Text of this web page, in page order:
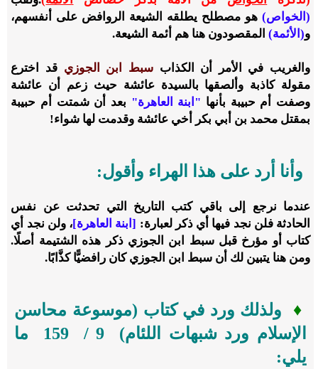
(الخواص) هو مصطلح يطلقه الشيعة الروافض على أنفسهم،
و(الأئمة) المقصودون هنا هم أئمة الشيعة.
والغريب في الأمر أن الكذاب سبط ابن الجوزي قد اخترع
مقولة كاذبة وألصقها بالسيدة عائشة حيث زعم أن عائشة
وصفت أم حبيبة بأنها "ابنة العاهرة" بعد أن شمتت أم حبيبة
بمقتل محمد بن أبي بكر أخي عائشة وقدمت لها شواء!
وأنا أرد على هذا الهراء وأقول:
عندما نرجع إلى باقي كتب التاريخ التي تحدثت عن نفس
الحادثة فلن نجد فيها أي ذكر لعبارة: [ابنة العاهرة]، ولن نجد أي
كتاب أو مؤرخ قبل سبط ابن الجوزي ذكر هذه الشتيمة أصلًا.
ومن هنا يتبين لك أن سبط ابن الجوزي كان رافضيًّا كذَّابًا.
♦
ولذلك ورد في كتاب (موسوعة محاسن
الإسلام ورد شبهات اللئام)
9
/
159
ما
يلي: